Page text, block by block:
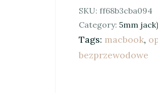
SKU: ff68b3cba094
Category: 5mm
Tags: macbook,
bezprzewodowe